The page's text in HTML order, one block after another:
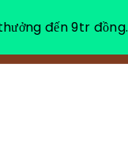
소개
đến 9tr đồng.